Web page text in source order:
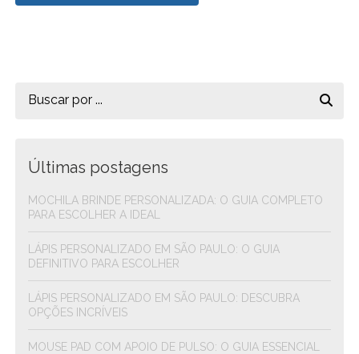
Últimas postagens
MOCHILA BRINDE PERSONALIZADA: O GUIA COMPLETO
PARA ESCOLHER A IDEAL
DEFINITIVO PARA ESCOLHER
OPÇÕES INCRÍVEIS
MOUSE PAD COM APOIO DE PULSO: O GUIA ESSENCIAL